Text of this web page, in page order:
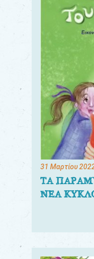
31 Μαρτίου
ΤΑ
ΝΕΑ